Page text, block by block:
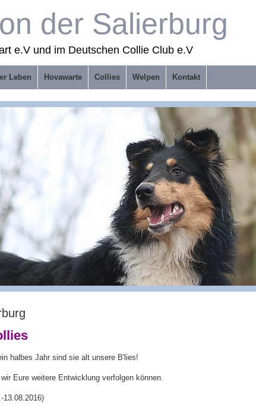
der Salierburg
e.V und im Deutschen Collie Club e.V
Leben Hovawarte Collies Welpen Kontakt
halbes Jahr sind sie alt unsere B'lies!
Eure weitere Entwicklung verfolgen können.
13.08.2016)